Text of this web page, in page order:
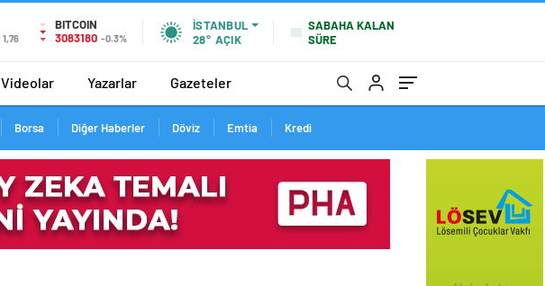
1,76
BITCOIN
3083180 -0.3%
İSTANBUL
28° AÇIK
SABAHA KALAN
SÜRE
Videolar Yazarlar Gazeteler
Borsa Diğer Haberler Döviz Emtia Kredi